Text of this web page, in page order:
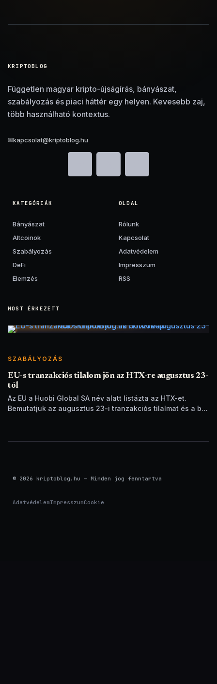
KRIPTOBLOG
Független magyar kripto-újságírás, bányászat,
szabályozás és piaci háttér egy helyen. Kevesebb zaj,
több használható kontextus.
✉kapcsolat@kriptoblog.hu
KATEGÓRIÁK
Bányászat
Altcoinok
Szabályozás
DeFi
Elemzés
OLDAL
Rólunk
Kapcsolat
Adatvédelem
Impresszum
RSS
MOST ÉRKEZETT
SZABÁLYOZÁS
EU-s tranzakciós tilalom jön az HTX-re augusztus 23-
tól
Az EU a Huobi Global SA név alatt listázta az HTX-et.
Bemutatjuk az augusztus 23-i tranzakciós tilalmat és a brit
© 2026 kriptoblog.hu — Minden jog fenntartva
AdatvédelemImpresszumCookie